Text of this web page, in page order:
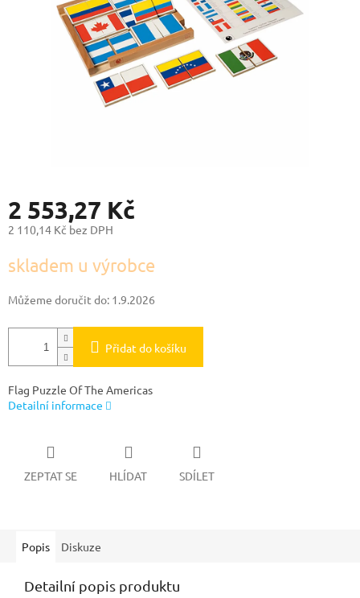
2 553,27 Kč
2 110,14 Kč bez DPH
cena:
skladem u výrobce
Můžeme doručit do: 1.9.2026
Přidat do košíku
Flag Puzzle Of The Americas
Detailní informace
ZEPTAT SE HLÍDAT SDÍLET
Popis Diskuze
Detailní popis produktu